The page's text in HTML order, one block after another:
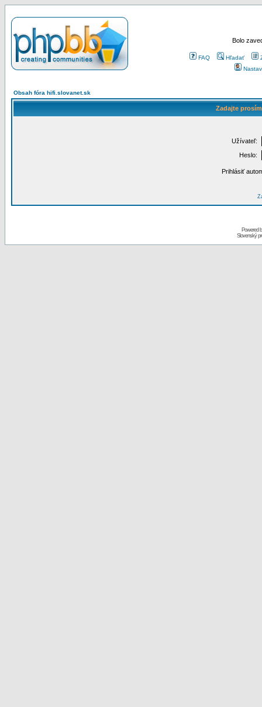
Bolo
FAQ Hľadať
Obsah fóra hifi.slovanet.sk
Zadajte
Užívateľ:
Heslo:
Prihlásiť
Powered
Slovenský